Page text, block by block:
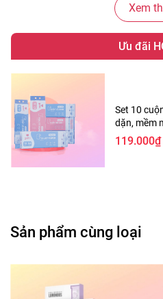
⚡️Làm sạch sâu và giải độc
bụi bẩn và tế bào chết nhờ
⚡️Tẩy tế bào chết vật lý nhẹ
tẩy tế bào chết với bột gáo
⚡️Kiểm soát dầu thừa hiệu
Calamine và Allantoin giúp
rào da.
❤️ Cách Sử Dụng:
vùng chữ T trong 3-5 phút.
- Rửa sạch với nước ấm và
cho da khô hoặc nhạy cảm.
Xem
Ưu đãi
Set 10
dặn, mềm
119.000₫
Sản phẩm cùng loại